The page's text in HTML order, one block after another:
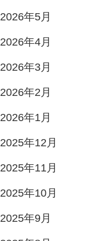
2026年5月
2026年4月
2026年3月
2026年2月
2026年1月
2025年12月
2025年11月
2025年10月
2025年9月